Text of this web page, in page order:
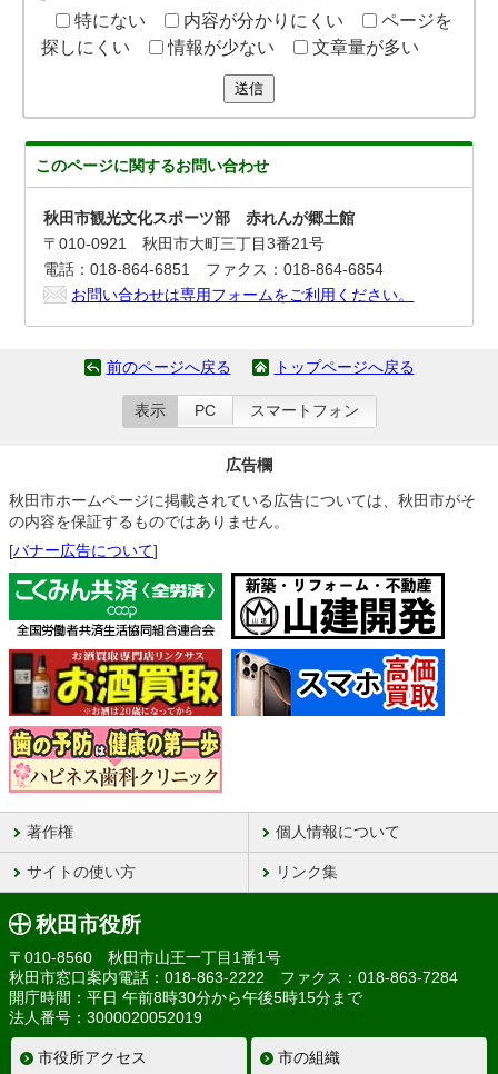
特にない
内容が分かりにくい
ページを
探しにくい
情報が少ない 文章量が多い
送信
このページに関するお問い合わせ
秋田市観光文化スポーツ部 赤れんが郷土館
〒010-0921 秋田市大町三丁目3番21号
電話：018-864-6851 ファクス：018-864-6854
お問い合わせは専用フォームをご利用ください。
前のページへ戻る トップページへ戻る
表示 PC スマートフォン
広告欄
秋田市ホームページに掲載されている広告については、秋田市がそ
の内容を保証するものではありません。
[バナー広告について]
著作権 個人情報について
サイトの使い方 リンク集
秋田市役所
〒010-8560 秋田市山王一丁目1番1号
秋田市窓口案内電話：018-863-2222 ファクス：018-863-7284
開庁時間：平日 午前8時30分から午後5時15分まで
法人番号：3000020052019
市役所アクセス 市の組織